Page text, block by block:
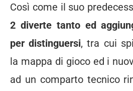
Così come il suo
2 diverte tanto ed
per distinguersi, tra cui
la mappa di gioco ed i
ad un comparto tecnico